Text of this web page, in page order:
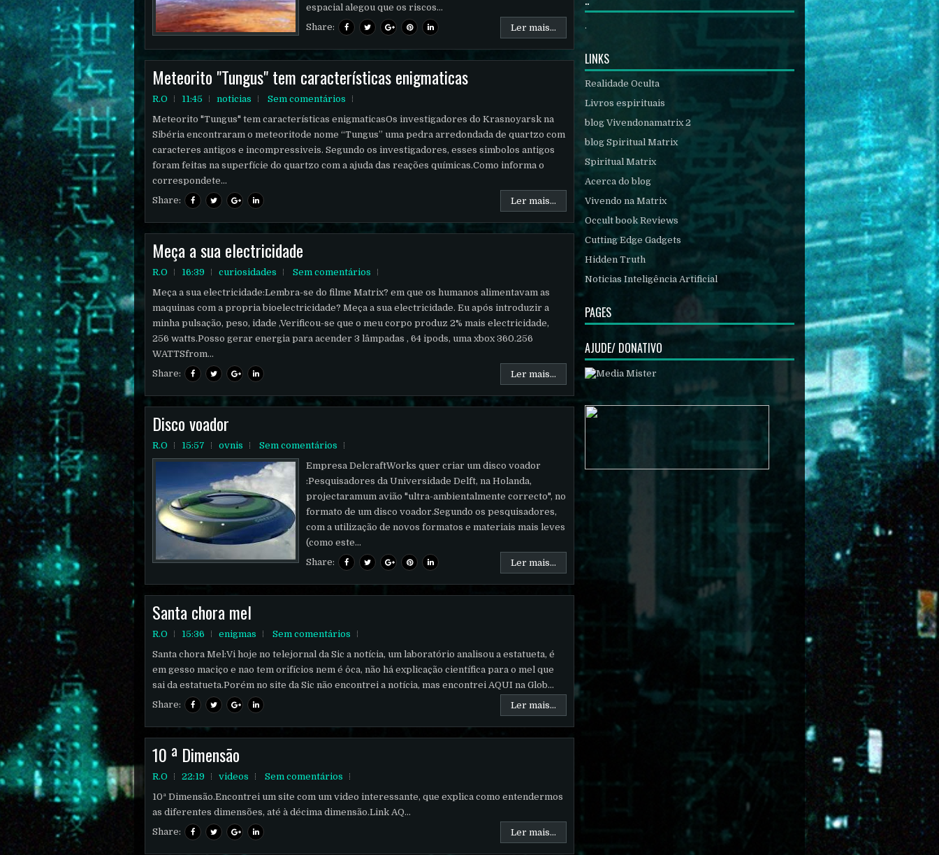
espacial alegou que os riscos...
Share:
Ler mais...
Meteorito "Tungus" tem características enigmaticas
R.O 11:45 noticias
Sem comentários
Meteorito "Tungus" tem características enigmaticasOs investigadores do Krasnoyarsk na
Sibéria encontraram o meteoritode nome “Tungus” uma pedra arredondada de quartzo com
caracteres antigos e incompressiveis. Segundo os investigadores, esses simbolos antigos
foram feitas na superfície do quartzo com a ajuda das reações químicas.Como informa o
correspondete...
Share:
Ler mais...
Meça a sua electricidade
R.O 16:39 curiosidades
Sem comentários
Meça a sua electricidade:Lembra-se do filme Matrix? em que os humanos alimentavam as
maquinas com a propria bioelectricidade? Meça a sua electricidade. Eu após introduzir a
minha pulsação, peso, idade ,Verificou-se que o meu corpo produz 2% mais electricidade,
256 watts.Posso gerar energia para acender 3 lâmpadas , 64 ipods, uma xbox 360.256
WATTSfrom...
Share:
Ler mais...
Disco voador
R.O 15:57 ovnis
Sem comentários
Empresa DelcraftWorks quer criar um disco voador
:Pesquisadores da Universidade Delft, na Holanda,
projectaramum avião "ultra-ambientalmente correcto", no
formato de um disco voador.Segundo os pesquisadores,
com a utilização de novos formatos e materiais mais leves
(como este...
Share:
Ler mais...
Santa chora mel
R.O 15:36 enigmas
Sem comentários
Santa chora Mel:Vi hoje no telejornal da Sic a notícia, um laboratório analisou a estatueta, é
em gesso maciço e nao tem orifícios nem é ôca, não há explicação científica para o mel que
sai da estatueta.Porém no site da Sic não encontrei a notícia, mas encontrei AQUI na Glob...
Share:
Ler mais...
10 ª Dimensão
R.O 22:19 videos
Sem comentários
10ª Dimensão.Encontrei um site com um video interessante, que explica como entendermos
as diferentes dimensões, até à décima dimensão.Link AQ...
Share:
Ler mais...
.
LINKS
Realidade Oculta
Livros espirituais
blog Vivendonamatrix 2
blog Spiritual Matrix
Spiritual Matrix
Acerca do blog
Vivendo na Matrix
Occult book Reviews
Cutting Edge Gadgets
Hidden Truth
Noticias Inteligência Artificial
PAGES
AJUDE/ DONATIVO